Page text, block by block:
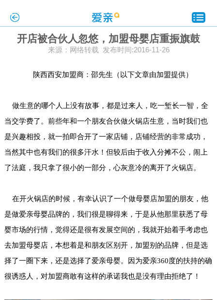
开店被合伙人忽悠，加盟母婴店重振旗鼓
来源：网络转载 发布时间:2016-11-26
陕西西安加盟商：邵先生（以下文章由加盟提供）
做生意的哪个人上没有故事，都是过来人，吃一堑长一智，全
当交学费了。前些年和一个朋友合伙做火锅店生意，当时我们也
是兴趣相投，就一拍即合开了一家店铺，店铺经营的非常成功，
当然其中也有我们的很多汗水！但较后由于收入分摊不公，闹上
了法庭，我只拿了很小的一部分，心灰意冷的离开了火锅店。
在开火锅店的时候，有幸认识了一个做母婴店加盟的朋友，他
是做爱亲母婴品牌的，我们很是聊得来，于是从他那里获悉了母
婴市场的行情，觉得还是很有发展空间的，我就开始着手考虑也
去加盟母婴店，本想着是和朋友区别开，加盟别的品牌，但是选
择了一圈下来，还是选择了爱亲母婴。因为爱亲360度的扶持的确
很诱惑人，对加盟商敢有这样的承诺我也是没有理由拒绝了！